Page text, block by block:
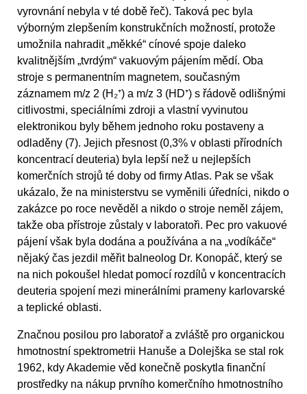
vyrovnání nebyla v té době řeč). Taková pec byla
výborným zlepšením konstrukčních možností, protože
umožnila nahradit „měkké“ cínové spoje daleko
kvalitnějším „tvrdým“ vakuovým pájením mědí. Oba
stroje s permanentním magnetem, současným
záznamem m/z 2 (H₂⁺) a m/z 3 (HD⁺) s řádově odlišnými
citlivostmi, speciálními zdroji a vlastní vyvinutou
elektronikou byly během jednoho roku postaveny a
odladěny (7). Jejich přesnost (0,3% v oblasti přírodních
koncentrací deuteria) byla lepší než u nejlepších
komerčních strojů té doby od firmy Atlas. Pak se však
ukázalo, že na ministerstvu se vyměnili úředníci, nikdo o
zakázce po roce nevěděl a nikdo o stroje neměl zájem,
takže oba přístroje zůstaly v laboratoři. Pec pro vakuové
pájení však byla dodána a používána a na „vodíkáče“
nějaký čas jezdil měřit balneolog Dr. Konopáč, který se
na nich pokoušel hledat pomocí rozdílů v koncentracích
deuteria spojení mezi minerálními prameny karlovarské
a teplické oblasti.
Značnou posilou pro laboratoř a zvláště pro organickou
hmotnostní spektrometrii Hanuše a Dolejška se stal rok
1962, kdy Akademie věd konečně poskytla finanční
prostředky na nákup prvního komerčního hmotnostního